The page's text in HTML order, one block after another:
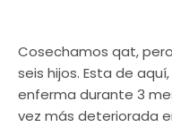
Cosechamos qat,
seis hijos. Esta de
enferma durante 3
vez más deteriorada